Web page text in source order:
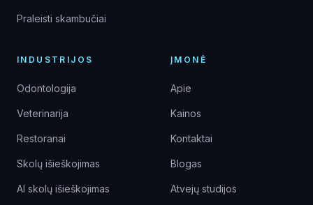
Praleisti skambučiai
INDUSTRIJOS
Odontologija
Veterinarija
Restoranai
Skolų išieškojimas
AI skolų išieškojimas
ĮMONĖ
Apie
Kainos
Kontaktai
Blogas
Atvejų studijos